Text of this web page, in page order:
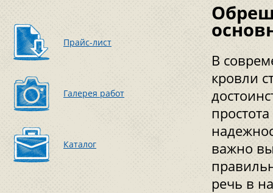
Прайс-лист
Галерея работ
Каталог
В
кровли
важно
речь в